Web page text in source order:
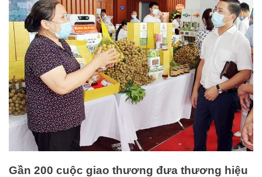
Gần 200 cuộc giao thương đưa thương hiệu